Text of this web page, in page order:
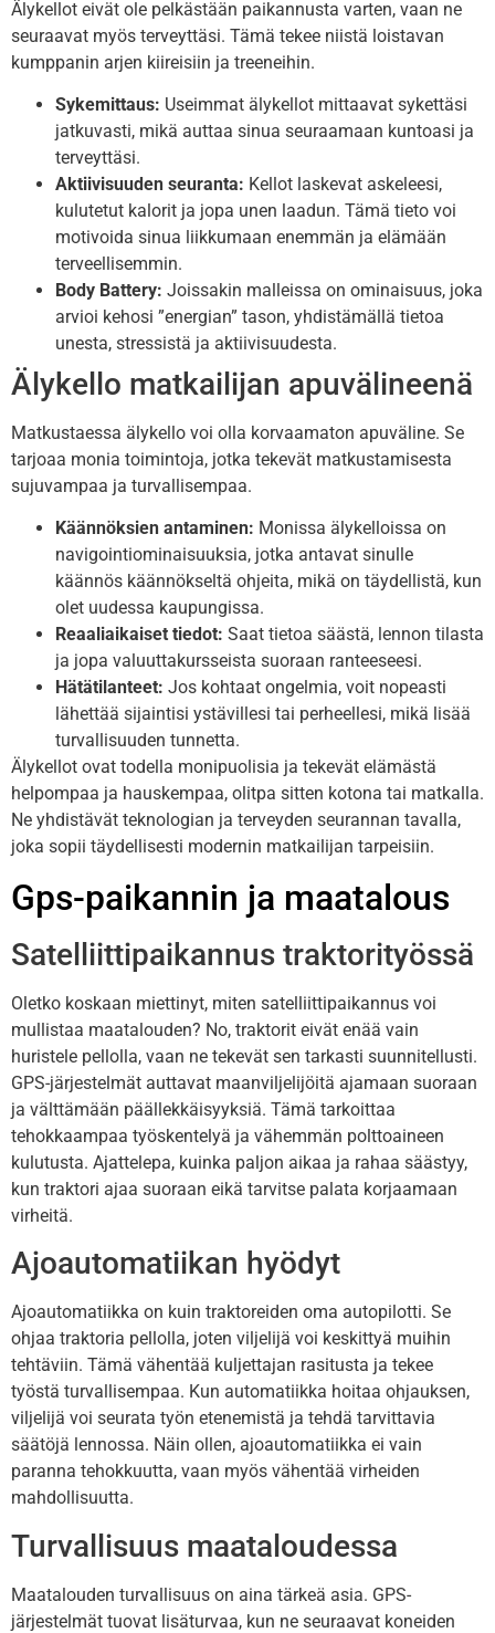
Älykellot eivät ole pelkästään paikannusta varten, vaan ne
seuraavat myös terveyttäsi. Tämä tekee niistä loistavan
kumppanin arjen kiireisiin ja treeneihin.
Sykemittaus: Useimmat älykellot mittaavat sykettäsi
jatkuvasti, mikä auttaa sinua seuraamaan kuntoasi ja
terveyttäsi.
Aktiivisuuden seuranta: Kellot laskevat askeleesi,
kulutetut kalorit ja jopa unen laadun. Tämä tieto voi
motivoida sinua liikkumaan enemmän ja elämään
terveellisemmin.
Body Battery: Joissakin malleissa on ominaisuus, joka
arvioi kehosi ”energian” tason, yhdistämällä tietoa
unesta, stressistä ja aktiivisuudesta.
Älykello matkailijan apuvälineenä
Matkustaessa älykello voi olla korvaamaton apuväline. Se
tarjoaa monia toimintoja, jotka tekevät matkustamisesta
sujuvampaa ja turvallisempaa.
Käännöksien antaminen: Monissa älykelloissa on
navigointiominaisuuksia, jotka antavat sinulle
käännös käännökseltä ohjeita, mikä on täydellistä, kun
olet uudessa kaupungissa.
Reaaliaikaiset tiedot: Saat tietoa säästä, lennon tilasta
ja jopa valuuttakursseista suoraan ranteeseesi.
Hätätilanteet: Jos kohtaat ongelmia, voit nopeasti
lähettää sijaintisi ystävillesi tai perheellesi, mikä lisää
turvallisuuden tunnetta.
Älykellot ovat todella monipuolisia ja tekevät elämästä
helpompaa ja hauskempaa, olitpa sitten kotona tai matkalla.
Ne yhdistävät teknologian ja terveyden seurannan tavalla,
joka sopii täydellisesti modernin matkailijan tarpeisiin.
Gps-paikannin ja maatalous
Satelliittipaikannus traktorityössä
Oletko koskaan miettinyt, miten satelliittipaikannus voi
mullistaa maatalouden? No, traktorit eivät enää vain
huristele pellolla, vaan ne tekevät sen tarkasti suunnitellusti.
GPS-järjestelmät auttavat maanviljelijöitä ajamaan suoraan
ja välttämään päällekkäisyyksiä. Tämä tarkoittaa
tehokkaampaa työskentelyä ja vähemmän polttoaineen
kulutusta. Ajattelepa, kuinka paljon aikaa ja rahaa säästyy,
kun traktori ajaa suoraan eikä tarvitse palata korjaamaan
virheitä.
Ajoautomatiikan hyödyt
Ajoautomatiikka on kuin traktoreiden oma autopilotti. Se
ohjaa traktoria pellolla, joten viljelijä voi keskittyä muihin
tehtäviin. Tämä vähentää kuljettajan rasitusta ja tekee
työstä turvallisempaa. Kun automatiikka hoitaa ohjauksen,
viljelijä voi seurata työn etenemistä ja tehdä tarvittavia
säätöjä lennossa. Näin ollen, ajoautomatiikka ei vain
paranna tehokkuutta, vaan myös vähentää virheiden
mahdollisuutta.
Turvallisuus maataloudessa
Maatalouden turvallisuus on aina tärkeä asia. GPS-
järjestelmät tuovat lisäturvaa, kun ne seuraavat koneiden